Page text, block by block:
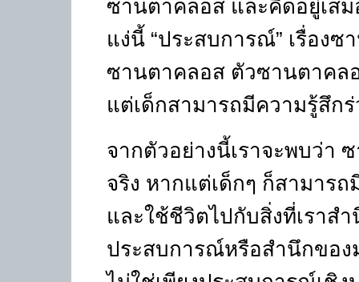
ซานตาคลอส และคิดอยู่เส
แง่นี้ “ประสบการณ์” เรื่อง
ซานตาคลอส ตัวซานตาคล
แต่เด็กสามารถมีความรู้สึก
จากตัวอย่างนี้เราจะพบว่า
จริง หากแต่เด็กๆ ก็สามาร
และใช้ชีวิตไปกับสิ่งที่เราส
ประสบการณ์หรือสำนึกขอ